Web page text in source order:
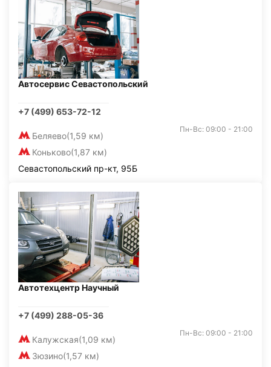
Автосервис Севастопольский
+7 (499) 653-72-12
Беляево(1,59 км)
Коньково(1,87 км)
Пн-Вс: 09:00 - 21:00
Севастопольский пр-кт, 95Б
Автотехцентр Научный
+7 (499) 288-05-36
Калужская(1,09 км)
Зюзино(1,57 км)
Пн-Вс: 09:00 - 21:00